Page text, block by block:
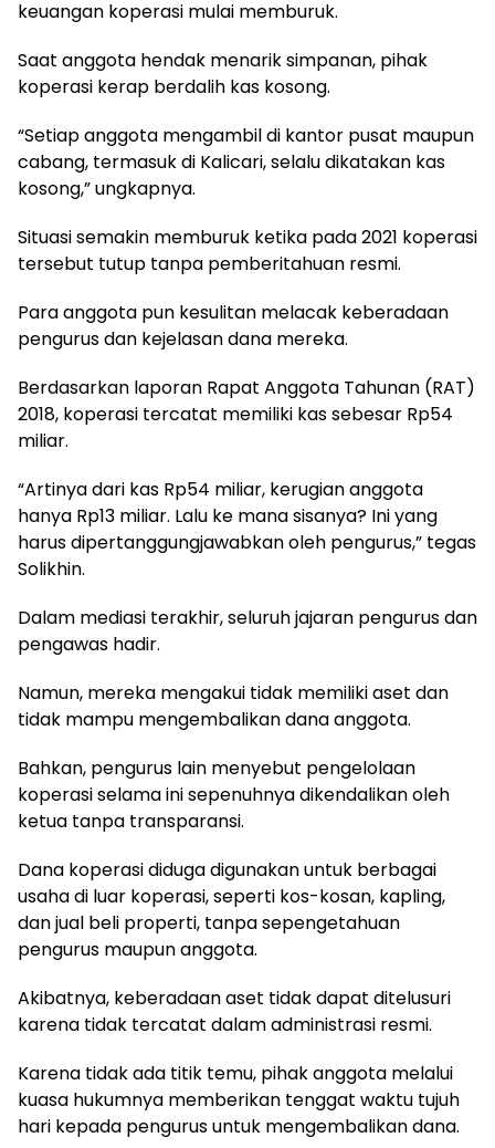
keuangan koperasi mulai memburuk.
Saat anggota hendak menarik simpanan, pihak
koperasi kerap berdalih kas kosong.
“Setiap anggota mengambil di kantor pusat maupun
cabang, termasuk di Kalicari, selalu dikatakan kas
kosong,” ungkapnya.
Situasi semakin memburuk ketika pada 2021 koperasi
tersebut tutup tanpa pemberitahuan resmi.
Para anggota pun kesulitan melacak keberadaan
pengurus dan kejelasan dana mereka.
Berdasarkan laporan Rapat Anggota Tahunan (RAT)
2018, koperasi tercatat memiliki kas sebesar Rp54
miliar.
“Artinya dari kas Rp54 miliar, kerugian anggota
hanya Rp13 miliar. Lalu ke mana sisanya? Ini yang
harus dipertanggungjawabkan oleh pengurus,” tegas
Solikhin.
Dalam mediasi terakhir, seluruh jajaran pengurus dan
pengawas hadir.
Namun, mereka mengakui tidak memiliki aset dan
tidak mampu mengembalikan dana anggota.
Bahkan, pengurus lain menyebut pengelolaan
koperasi selama ini sepenuhnya dikendalikan oleh
ketua tanpa transparansi.
Dana koperasi diduga digunakan untuk berbagai
usaha di luar koperasi, seperti kos-kosan, kapling,
dan jual beli properti, tanpa sepengetahuan
pengurus maupun anggota.
Akibatnya, keberadaan aset tidak dapat ditelusuri
karena tidak tercatat dalam administrasi resmi.
Karena tidak ada titik temu, pihak anggota melalui
kuasa hukumnya memberikan tenggat waktu tujuh
hari kepada pengurus untuk mengembalikan dana.